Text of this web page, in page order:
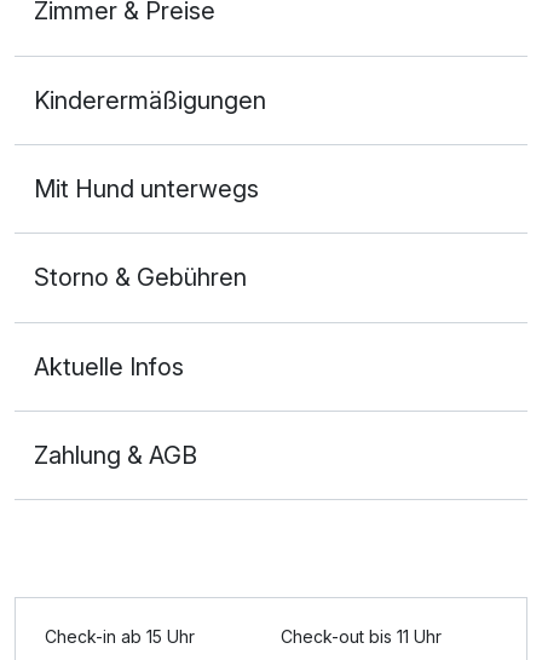
Zimmer & Preise
2 Erwachsene und 1 Kind
Für 4 Tage p.P. ab195,00 €
Kinderermäßigungen
Mit Hund unterwegs
Storno & Gebühren
Aktuelle Infos
Zahlung & AGB
Check-in ab 15 Uhr Check-out bis 11 Uhr